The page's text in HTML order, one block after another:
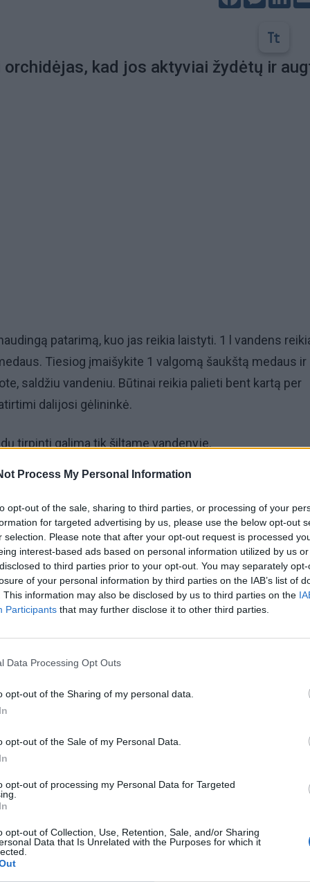
Process My Personal Information
opt-out of the sale, sharing to third parties, or processing of your
for targeted advertising by us, please use the below opt-out
selection. Please note that after your opt-out request is processed
interest-based ads based on personal information utilized by us
to third parties prior to your opt-out. You may separately
of your personal information by third parties on the IAB’s list of
This information may also be disclosed by us to third parties on the
Participants that may further disclose it to other third parties.
Data Processing Opt Outs
opt-out of the Sharing of my personal data.
opt-out of the Sale of my Personal Data.
opt-out of processing my Personal Data for Targeted
opt-out of Collection, Use, Retention, Sale, and/or Sharing
Data that Is Unrelated with the Purposes for which it
orchidėjas, kad jos aktyviai žydėtų ir
patarimą, kuo jas reikia laistyti. 1 l vandens
Tiesiog įmaišykite 1 valgomą šaukštą medaus ir
saldžiu vandeniu. Būtinai reikia palieti bent kartą per
dalijosi gėlininkė.
tirpinti galima tik šiltame vandenyje.
– rezultatą pamatysite greitai. Anksčiau pirkdavau
tačiau praktika parodė: liaudiškas metodas yra pats
gėlininkė.
taip pat galima naudoti bulvių nuovirą.
didžiausią savo
Anatolijus Klemencovas: gal jau